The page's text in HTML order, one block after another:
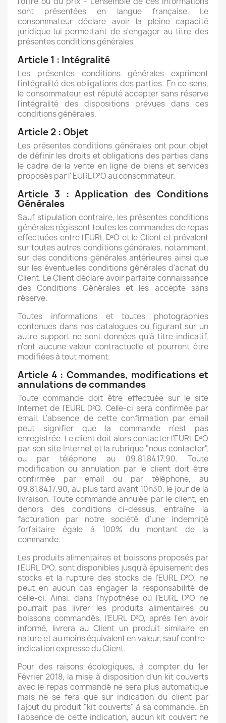
sont présentées en langue française. Le
consommateur déclare avoir la pleine capacité
juridique lui permettant de s'engager au titre des
présentes conditions générales
Article 1 : Intégralité
Les présentes conditions générales expriment
l'intégralité des obligations des parties. En ce sens,
le consommateur est réputé accepter sans réserve
l'intégralité des dispositions prévues dans ces
conditions générales.
Article 2 : Objet
Les présentes conditions générales ont pour objet
de définir les droits et obligations des parties dans
le cadre de la vente en ligne de biens et services
proposés par l' EURL D²O au consommateur.
Article 3 : Application des Conditions
Générales
Sauf stipulation contraire, les présentes conditions
générales régissent toutes les commandes de repas
effectuées entre l'EURL D²O et le Client et prévalent
sur toutes autres conditions générales, notamment,
sur des conditions générales antérieures ainsi que
sur les éventuelles conditions générales d'achat du
Client. Le Client déclare avoir parfaite connaissance
des Conditions Générales et les accepte sans
réserve.
Toutes informations et toutes photographies
contenues dans nos catalogues ou figurant sur un
autre support ne sont données qu'à titre indicatif,
n'ont aucune valeur contractuelle et pourront être
modifiées à tout moment.
Article 4 : Commandes, modifications et
annulations de commandes
Toute commande doit être effectuée sur le site
Internet de l'EURL D²O. Celle-ci sera confirmée par
email. L'absence de cette confirmation par email
peut signifier que la commande n'est pas
enregistrée. Le client doit alors contacter l'EURL D²O
par son site Internet et la rubrique "nous contacter",
ou par téléphone au 09.81.84.17.90. Toute
modification ou annulation par le client doit être
confirmée par email ou par téléphone, au
09.81.84.17.90, au plus tard avant 10h30, le jour de la
livraison. Toute commande annulée par le client, en
dehors des conditions ci-dessus, entraîne la
facturation par notre société d’une indemnité
forfaitaire égale à 100% du montant de la
commande.
Les produits alimentaires et boissons proposés par
l'EURL D²O. sont disponibles jusqu'à épuisement des
stocks et la rupture des stocks de l'EURL D²O. ne
peut en aucun cas engager la responsabilité de
celle-ci. Ainsi, dans l'hypothèse où l'EURL D²O ne
pourrait pas livrer les produits alimentaires ou
boissons commandés, l'EURL D²O, après l'en avoir
informé, livrera au Client un produit similaire en
nature et au moins équivalent en valeur, sauf contre-
indication expresse du Client.
Pour des raisons écologiques, à compter du 1er
Février 2018, la mise à disposition d'un kit couverts
avec le repas commandé ne sera plus automatique
mais ne se fera que sur indication du client par
l'ajout du produit "kit couverts" à sa commande. En
l'absence de cette indication, aucun kit couvert ne